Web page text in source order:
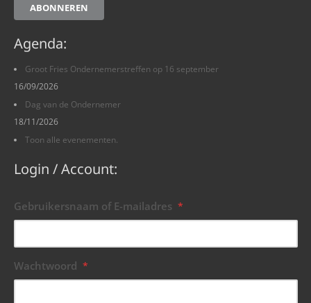
ABONNEREN
Agenda:
Groot Fries Ondernemerstreffen op 16 september
16/09/2026
Dag van de Ondernemer
18/11/2026
Toon alle evenementen.
Login / Account:
Gebruikersnaam of E-mailadres *
Wachtwoord *